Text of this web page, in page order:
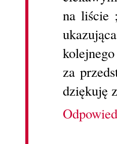
na liście
za
dziękuję